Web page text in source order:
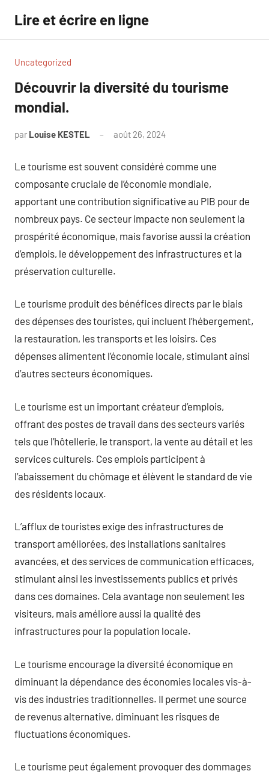
contenu
Lire et écrire en ligne
Uncategorized
Découvrir la diversité du tourisme
mondial.
par Louise KESTEL août 26, 2024
Le tourisme est souvent considéré comme une
composante cruciale de l’économie mondiale,
apportant une contribution significative au PIB pour de
nombreux pays. Ce secteur impacte non seulement la
prospérité économique, mais favorise aussi la création
d’emplois, le développement des infrastructures et la
préservation culturelle.
Le tourisme produit des bénéfices directs par le biais
des dépenses des touristes, qui incluent l’hébergement,
la restauration, les transports et les loisirs. Ces
dépenses alimentent l’économie locale, stimulant ainsi
d’autres secteurs économiques.
Le tourisme est un important créateur d’emplois,
offrant des postes de travail dans des secteurs variés
tels que l’hôtellerie, le transport, la vente au détail et les
services culturels. Ces emplois participent à
l’abaissement du chômage et élèvent le standard de vie
des résidents locaux.
L’afflux de touristes exige des infrastructures de
transport améliorées, des installations sanitaires
avancées, et des services de communication efficaces,
stimulant ainsi les investissements publics et privés
dans ces domaines. Cela avantage non seulement les
visiteurs, mais améliore aussi la qualité des
infrastructures pour la population locale.
Le tourisme encourage la diversité économique en
diminuant la dépendance des économies locales vis-à-
vis des industries traditionnelles. Il permet une source
de revenus alternative, diminuant les risques de
fluctuations économiques.
Le tourisme peut également provoquer des dommages